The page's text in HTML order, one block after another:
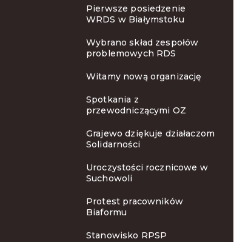
Pierwsze posiedzenie
WRDS w Białymstoku
Wybrano skład zespołów
problemowych RDS
Witamy nową organizację
Spotkania z
przewodniczącymi OZ
Grajewo dziękuje działaczom
Solidarności
Uroczystości rocznicowe w
Suchowoli
Protest pracowników
Biaformu
Stanowisko RPSP